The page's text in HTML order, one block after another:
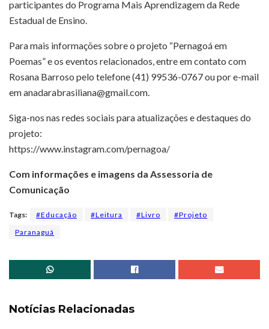
participantes do Programa Mais Aprendizagem da Rede
Estadual de Ensino.
Para mais informações sobre o projeto “Pernagoá em
Poemas” e os eventos relacionados, entre em contato com
Rosana Barroso pelo telefone (41) 99536-0767 ou por e-mail
em anadarabrasiliana@gmail.com.
Siga-nos nas redes sociais para atualizações e destaques do
projeto:
https://www.instagram.com/pernagoa/
Com informações e imagens da Assessoria de
Comunicação
Tags: #Educação #Leitura #Livro
#Projeto
Paranaguá
Notícias Relacionadas